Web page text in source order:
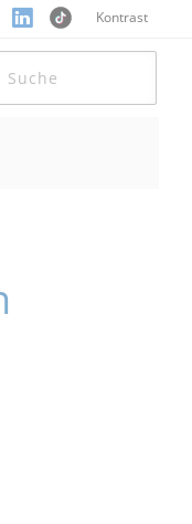
FacebookLinkedInTikTok
Kontrast